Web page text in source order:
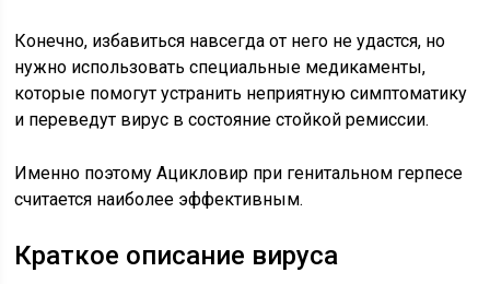
Конечно, избавиться навсегда от него не удастся, но
нужно использовать специальные медикаменты,
которые помогут устранить неприятную симптоматику
и переведут вирус в состояние стойкой ремиссии.
Именно поэтому Ацикловир при генитальном герпесе
считается наиболее эффективным.
Краткое описание вируса